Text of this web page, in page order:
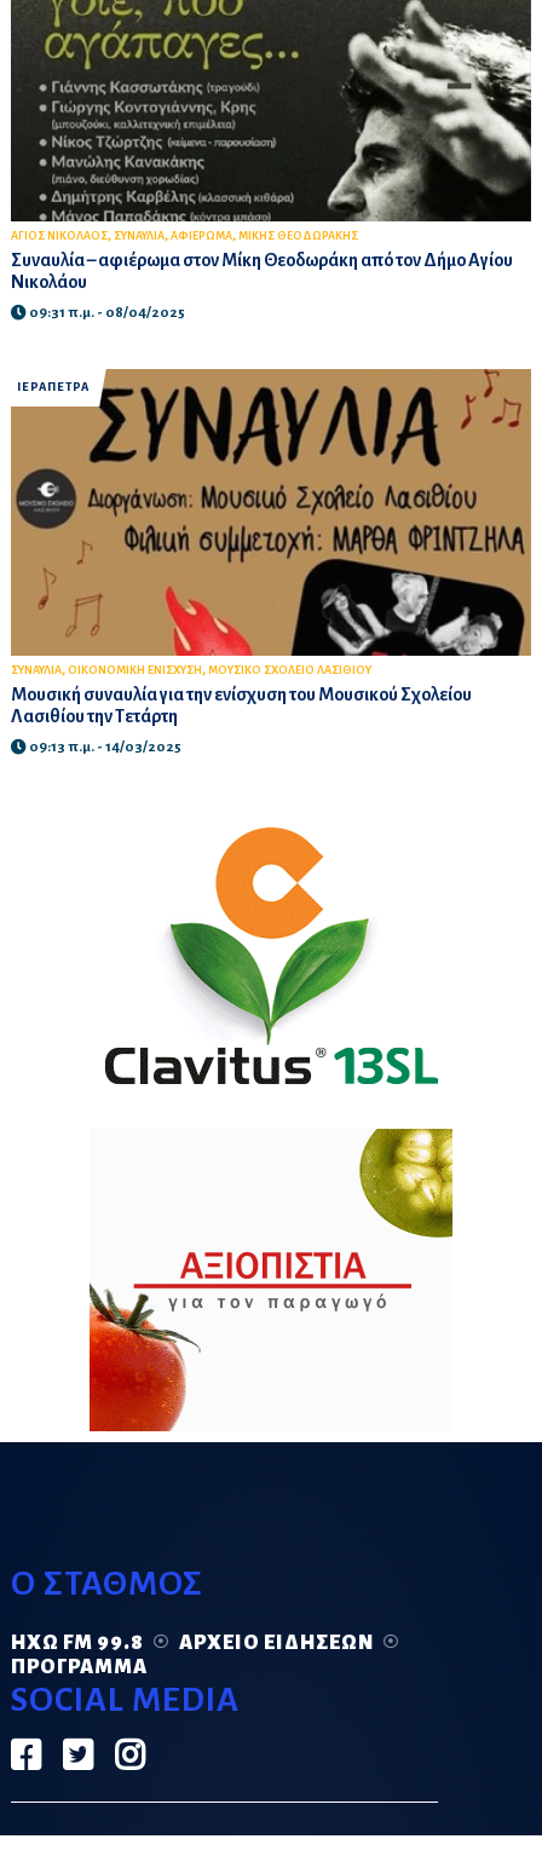
ΑΓΙΟΣ ΝΙΚΟΛΑΟΣ, ΣΥΝΑΥΛΙΑ, ΑΦΙΕΡΩΜΑ, ΜΙΚΗΣ ΘΕΟΔΩΡΑΚΗΣ
Συναυλία – αφιέρωμα στον Μίκη Θεοδωράκη από τον Δήμο Αγίου
Νικολάου
09:31 π.μ. - 08/04/2025
ΙΕΡΑΠΕΤΡΑ
ΣΥΝΑΥΛΙΑ, ΟΙΚΟΝΟΜΙΚΗ ΕΝΙΣΧΥΣΗ , ΜΟΥΣΙΚΟ ΣΧΟΛΕΙΟ ΛΑΣΙΘΙΟΥ
Μουσική συναυλία για την ενίσχυση του Μουσικού Σχολείου
Λασιθίου την Τετάρτη
09:13 π.μ. - 14/03/2025
Ο ΣΤΑΘΜΟΣ
ΗΧΏ FM 99.8
ΑΡΧΕΊΟ ΕΙΔΉΣΕΩΝ
ΠΡΌΓΡΑΜΜΑ
SOCIAL MEDIA